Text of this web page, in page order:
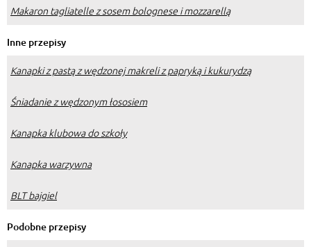
Makaron tagliatelle z sosem bolognese i mozzarellą
Inne przepisy
Kanapki z pastą z wędzonej makreli z papryką i kukurydzą
Śniadanie z wędzonym łososiem
Kanapka klubowa do szkoły
Kanapka warzywna
BLT bajgiel
Podobne przepisy